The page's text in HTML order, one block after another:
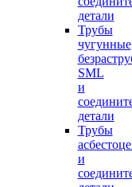
детали
Трубы
чугунные
SML
и
детали
Трубы
и